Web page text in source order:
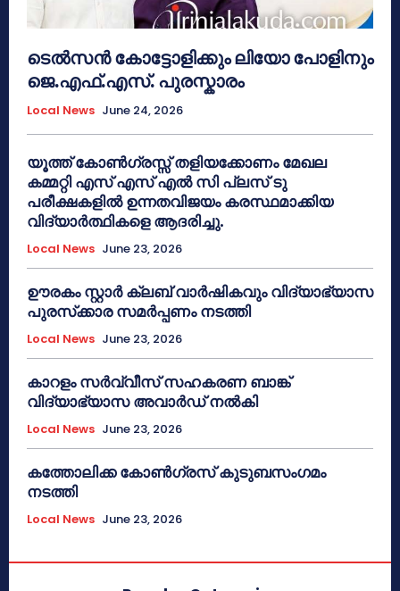
ടെൽസൻ കോട്ടോളിക്കും ലിയോ പോളിനും
ജെ.എഫ്.എസ്. പുരസ്കാരം
Local News June 24, 2026
യൂത്ത് കോൺഗ്രസ്സ് തളിയക്കോണം മേഖല
കമ്മറ്റി എസ് എസ് എൽ സി പ്ലസ് ടു
പരീക്ഷകളിൽ ഉന്നതവിജയം കരസ്ഥമാക്കിയ
വിദ്യാർത്ഥികളെ ആദരിച്ചു.
Local News June 23, 2026
ഊരകം സ്റ്റാർ ക്ലബ് വാർഷികവും വിദ്യാഭ്യാസ
പുരസ്‌ക്കാര സമർപ്പണം നടത്തി
Local News June 23, 2026
കാറളം സർവ്വീസ് സഹകരണ ബാങ്ക്
വിദ്യാഭ്യാസ അവാർഡ് നൽകി
Local News June 23, 2026
കത്തോലിക്ക കോൺഗ്രസ് കുടുബസംഗമം
നടത്തി
Local News June 23, 2026